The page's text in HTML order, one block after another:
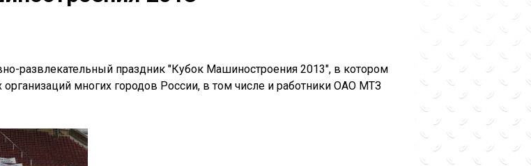
развлекательный праздник "Кубок Машиностроения 2013", в котором
многих городов России, в том числе и работники ОАО МТЗ